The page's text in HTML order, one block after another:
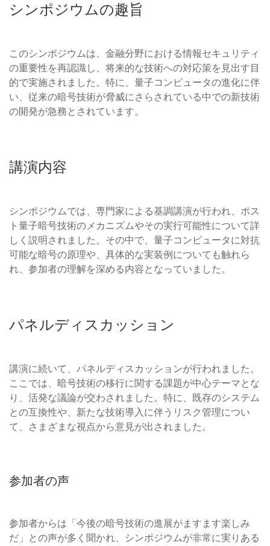
シンポジウムの趣旨
このシンポジウムは、金融分野における情報セキュリティ
の重要性を再認識し、将来的な技術への対応策を見出す目
的で実施されました。特に、量子コンピュータの進化に伴
い、従来の暗号技術が脅威にさらされている中での新技術
の開発が急務とされています。
講演内容
シンポジウムでは、専門家による基調講演が行われ、ポス
ト量子暗号技術のメカニズムやその実行可能性について詳
しく説明されました。その中で、量子コンピュータに対抗
可能な暗号の原理や、具体的な実装例についても触れら
れ、参加者の理解を深める内容となっていました。
パネルディスカッション
講演に続いて、パネルディスカッションが行われました。
ここでは、暗号技術の移行に関する課題が中心テーマとな
り、活発な議論が交わされました。特に、既存のシステム
との互換性や、新たな技術導入に伴うリスク管理につい
て、さまざまな視点から意見が出されました。
参加者の声
参加者からは「今後の暗号技術の進展がますます楽しみ
だ」との声が多く聞かれ、シンポジウムが非常に実りある